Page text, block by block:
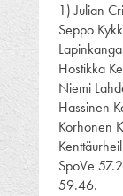
1) Julian
Seppo
Hostikka
Niemi
Hassinen
Korhonen
SpoVe
59.46.